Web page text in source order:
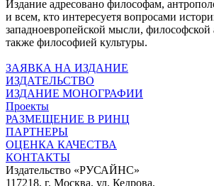
Издание адресовано философам,
и всем, кто интересуетя вопросами
западноевропейской мысли, философской
также философией культуры.
ЗАЯВКА НА ИЗДАНИЕ
ИЗДАТЕЛЬСТВО
ИЗДАНИЕ МОНОГРАФИИ
Проекты
РАЗМЕЩЕНИЕ В РИНЦ
ПАРТНЕРЫ
ОЦЕНКА КАЧЕСТВА
КОНТАКТЫ
Издательство «РУСАЙНС»
117218, г. Москва, ул. Кедрова,